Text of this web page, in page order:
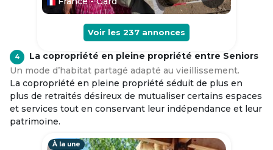
Voir les 237 annonces
4
La copropriété en pleine propriété entre Seniors
Un mode d’habitat partagé adapté au vieillissement.
La copropriété en pleine propriété séduit de plus en
plus de retraités désireux de mutualiser certains espaces
et services tout en conservant leur indépendance et leur
patrimoine.
À la une